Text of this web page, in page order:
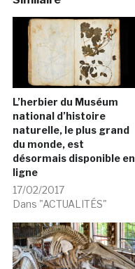
L’herbier du Muséum
national d’histoire
naturelle, le plus grand
du monde, est
désormais disponible en
ligne
17/02/2017
Dans "ACTUALITÉS"